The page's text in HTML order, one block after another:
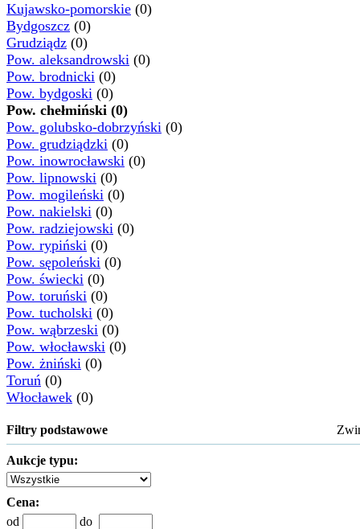
Kujawsko-pomorskie (0)
Bydgoszcz (0)
Grudziądz (0)
Pow. aleksandrowski (0)
Pow. brodnicki (0)
Pow. bydgoski (0)
Pow. chełmiński (0)
Pow. golubsko-dobrzyński (0)
Pow. grudziądzki (0)
Pow. inowrocławski (0)
Pow. lipnowski (0)
Pow. mogileński (0)
Pow. nakielski (0)
Pow. radziejowski (0)
Pow. rypiński (0)
Pow. sępoleński (0)
Pow. świecki (0)
Pow. toruński (0)
Pow. tucholski (0)
Pow. wąbrzeski (0)
Pow. włocławski (0)
Pow. żniński (0)
Toruń (0)
Włocławek (0)
Filtry podstawowe
Aukcje typu:
Cena:
od
do